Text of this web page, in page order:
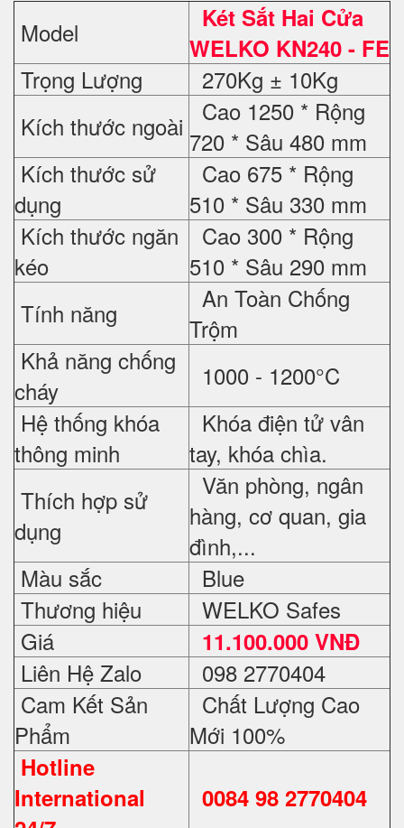
Model
Két Sắt Hai Cửa
WELKO KN240 - FE
Trọng Lượng
270Kg ± 10Kg
Kích thước ngoài
Cao 1250 * Rộng
720 * Sâu 480 mm
Kích thước sử
dụng
Cao 675 * Rộng
510 * Sâu 330 mm
Kích thước ngăn
kéo
Cao 300 * Rộng
510 * Sâu 290 mm
Tính năng
An Toàn Chống
Trộm
Khả năng chống
cháy
1000 - 1200°C
Hệ thống khóa
thông minh
Khóa điện tử vân
tay, khóa chìa.
Thích hợp sử
dụng
Văn phòng, ngân
hàng, cơ quan, gia
đình,...
Màu sắc
Blue
Thương hiệu
WELKO Safes
Giá
11.100.000 VNĐ
Liên Hệ Zalo
098 2770404
Cam Kết Sản
Phẩm
Chất Lượng Cao
Mới 100%
Hotline
International
0084 98 2770404